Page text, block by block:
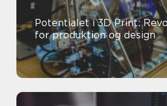
Potentialet i 3D Print:
for produktion og design